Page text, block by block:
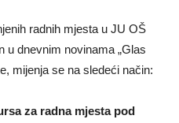
radnih mjesta u JU OŠ
u dnevnim novinama „Glas
mijenja se na sledeći način:
za radna mjesta pod